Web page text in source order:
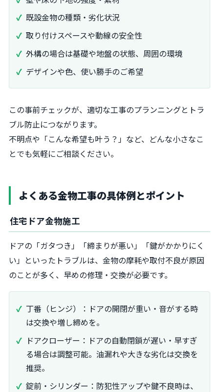
既設金物の種類・劣化状況
取り付けスペースや動線の安全性
外構の場合は基礎や地盤の状態、周囲の環境
デザインや色、使い勝手のご希望
この事前チェックが、適切な工事のプランニングとトラ
ブル防止につながります。
不明点や「こんな希望も叶う？」など、どんな小さなこ
とでも気軽にご相談ください。
よくある金物工事の具体例とポイント
住宅ドア金物施工
ドアの「ガタつき」「締まりが悪い」「鍵がかかりにく
い」といったトラブルは、金物の摩耗や取付不良が原因
のことが多く、早めの修理・交換が必要です。
丁番（ヒンジ）：ドアの開閉が重い・音がする時
は交換や増し締めを。
ドアクローザー：ドアの自動閉鎖が遅い・早すぎ
る場合は調整可能。油漏れや大きな劣化は交換を
推奨。
錠前・シリンダー：防犯性アップや鍵不良時は、